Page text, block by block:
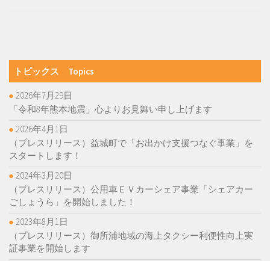
トピックス Topics
「令和8年熊本地震」心よりお見舞い申し上げます
2026年7月29日
（プレスリリース）益城町で「お出かけ支援つなぐ事業」を
スタートします！
2026年4月1日
（プレスリリース）公用車ＥＶカーシェア事業「シェアカー
ごしょうら」を開始しました！
2024年3月20日
（プレスリリース）御所浦地域の海上タクシー利便性向上実
証事業を開始します
2023年8月1日